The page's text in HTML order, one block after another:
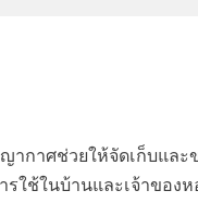
กาศช่วยให้จัดเก็บแล
ช้ในบ้านและเจ้าของ